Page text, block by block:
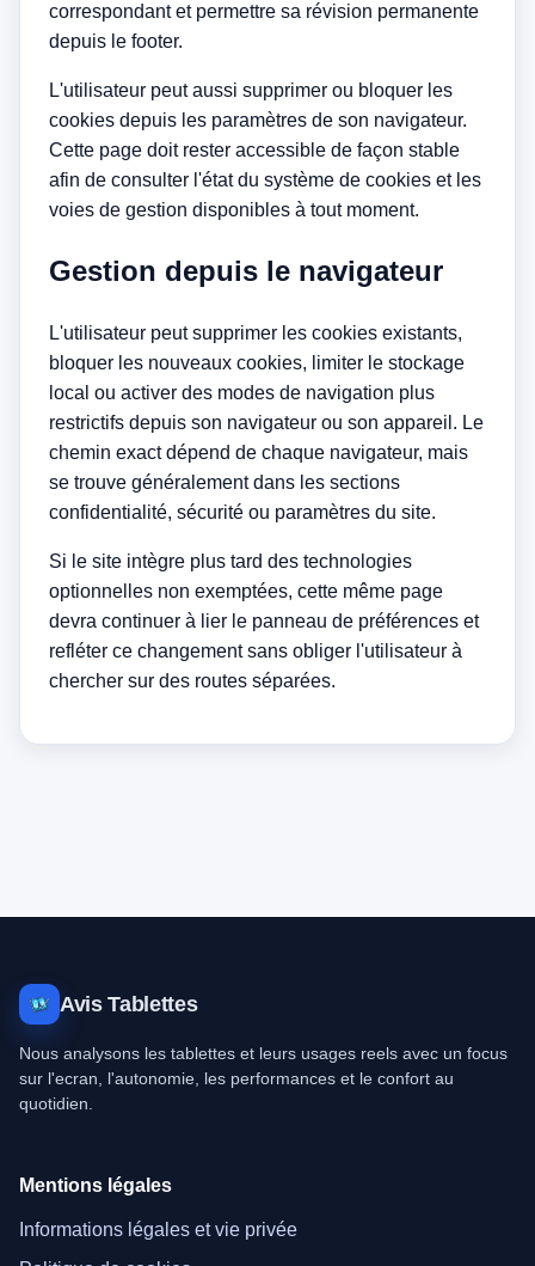
correspondant et permettre sa révision permanente
depuis le footer.
L'utilisateur peut aussi supprimer ou bloquer les
cookies depuis les paramètres de son navigateur.
Cette page doit rester accessible de façon stable
afin de consulter l'état du système de cookies et les
voies de gestion disponibles à tout moment.
Gestion depuis le navigateur
L'utilisateur peut supprimer les cookies existants,
bloquer les nouveaux cookies, limiter le stockage
local ou activer des modes de navigation plus
restrictifs depuis son navigateur ou son appareil. Le
chemin exact dépend de chaque navigateur, mais
se trouve généralement dans les sections
confidentialité, sécurité ou paramètres du site.
Si le site intègre plus tard des technologies
optionnelles non exemptées, cette même page
devra continuer à lier le panneau de préférences et
refléter ce changement sans obliger l'utilisateur à
chercher sur des routes séparées.
Avis Tablettes
Nous analysons les tablettes et leurs usages reels avec un focus
sur l'ecran, l'autonomie, les performances et le confort au
quotidien.
Mentions légales
Informations légales et vie privée